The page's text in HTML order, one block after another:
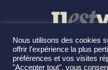
Nous utilisons des cookies
offrir l'expérience la plus
préférences et vos visites
"Accepter tout", vous